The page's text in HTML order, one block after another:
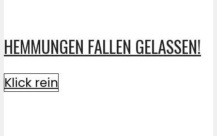
HEMMUNGEN FALLEN GELASSEN!
Klick rein